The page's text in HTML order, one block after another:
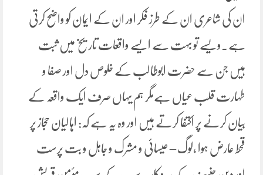
ان کی شاعری ان کے طرز فکر اور ان کے ایمان کو واضح کرتی
ہے۔ویسے تو بہت سے ایسے واقعات تاریخ میں ثبت
ہیں جن سے حضرت ابوطالب کے خلوص دل اور صفا و
طہارت قلب عیاں ہےمگر ہم یہاں صرف ایک واقعہ کے
بیان کرنے پر اکتفا کرتے ہیں اور وہ یہ ہے کہ: اہالیان حجاز پر
قحط عارض ہوا ،لوگ – عیسائی و مشرک و جاہل و بت پرست